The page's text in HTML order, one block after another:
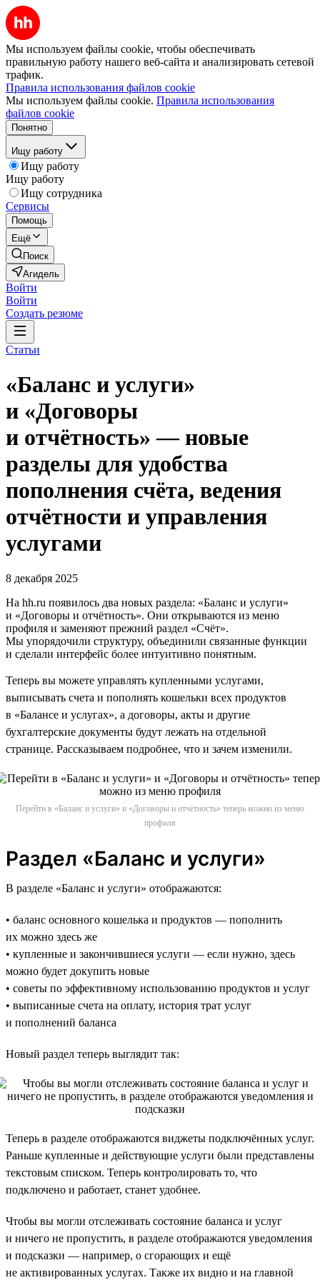
Мы используем файлы cookie, чтобы обеспечивать
правильную работу нашего веб-сайта и анализировать сетевой
трафик.
Правила использования файлов cookie
Мы используем файлы cookie. Правила использования
файлов cookie
Понятно
Ищу работу
Ищу работу
Ищу работу
Ищу сотрудника
Сервисы
Помощь
Ещё
Поиск
Агидель
Войти
Войти
Создать резюме
Статьи
«Баланс и услуги»
и «Договоры
и отчётность» — новые
разделы для удобства
пополнения счёта, ведения
отчётности и управления
услугами
8 декабря 2025
На hh.ru появилось два новых раздела: «Баланс и услуги»
и «Договоры и отчётность». Они открываются из меню
профиля и заменяют прежний раздел «Счёт».
Мы упорядочили структуру, объединили связанные функции
и сделали интерфейс более интуитивно понятным.
Теперь вы можете управлять купленными услугами,
выписывать счета и пополнять кошельки всех продуктов
в «Балансе и услугах», а договоры, акты и другие
бухгалтерские документы будут лежать на отдельной
странице. Рассказываем подробнее, что и зачем изменили.
Перейти в «Баланс и услуги» и «Договоры и отчётность» теперь можно из меню
профиля
Раздел «Баланс и услуги»
В разделе «Баланс и услуги» отображаются:
• баланс основного кошелька и продуктов — пополнить
их можно здесь же
• купленные и закончившиеся услуги — если нужно, здесь
можно будет докупить новые
• советы по эффективному использованию продуктов и услуг
• выписанные счета на оплату, история трат услуг
и пополнений баланса
Новый раздел теперь выглядит так:
Теперь в разделе отображаются виджеты подключённых услуг.
Раньше купленные и действующие услуги были представлены
текстовым списком. Теперь контролировать то, что
подключено и работает, станет удобнее.
Чтобы вы могли отслеживать состояние баланса и услуг
и ничего не пропустить, в разделе отображаются уведомления
и подсказки — например, о сгорающих и ещё
не активированных услугах. Также их видно и на главной